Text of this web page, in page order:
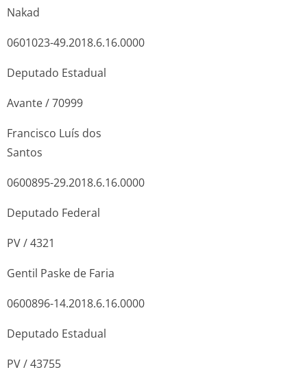
Nakad
0601023-49.2018.6.16.0000
Deputado Estadual
Avante / 70999
Francisco Luís dos
Santos
0600895-29.2018.6.16.0000
Deputado Federal
PV / 4321
Gentil Paske de Faria
0600896-14.2018.6.16.0000
Deputado Estadual
PV / 43755